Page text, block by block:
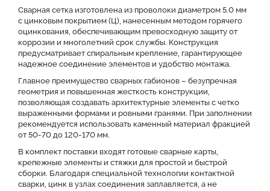
Сварная сетка изготовлена из проволоки диаметром 5.0 мм
с цинковым покрытием (Ц), нанесенным методом горячего
оцинкования, обеспечивающим превосходную защиту от
коррозии и многолетний срок службы. Конструкция
предусматривает спиральным крепление, гарантирующее
надежное соединение элементов и удобство монтажа.
Главное преимущество сварных габионов – безупречная
геометрия и повышенная жесткость конструкции,
позволяющая создавать архитектурные элементы с четко
выраженными формами и ровными гранями. При заполнении
рекомендуется использовать каменный материал фракцией
от 50-70 до 120-170 мм.
В комплект поставки входят готовые сварные карты,
крепежные элементы и стяжки для простой и быстрой
сборки. Благодаря специальной технологии контактной
сварки, цинк в узлах соединения заплавляется, а не